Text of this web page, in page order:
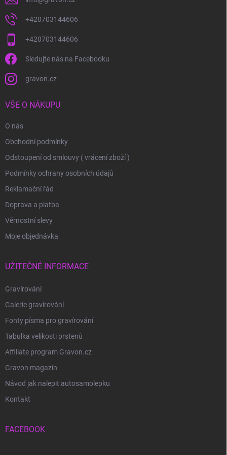
+420703144606
+420703144606
Sledujte nás na Facebooku
gravon.cz
VŠE O NÁKUPU
O nás
Obchodní podmínky
Odstoupení od smlouvy ( vrácení zboží )
Podmínky ochrany osobních údajů
Reklamační řád
Doprava a platba
Věrnostní slevy
Moje objednávka
UŽITEČNÉ INFORMACE
Gravírování
Galerie gravírování
Fonty písma pro gravírování
Tabulka velikosti prstenů
Affiliate program Gravon.cz
Gravon magazín
Návod jak nalepit autosamolepku
Kontakt
FACEBOOK